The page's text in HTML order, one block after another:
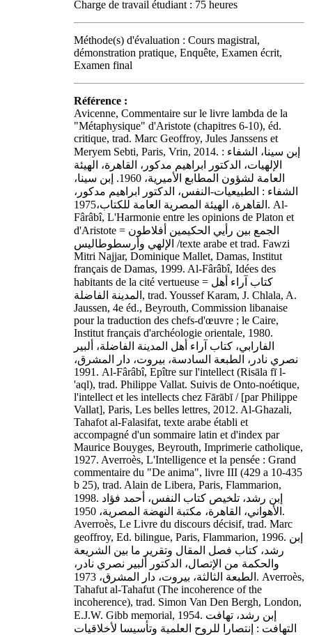
Charge de travail étudiant : 75 heures
Méthode(s) d'évaluation : Cours magistral,
démonstration pratique, Enquête, Examen écrit,
Examen final
Référence :
Avicenne, Commentaire sur le livre lambda de la
"Métaphysique" d'Aristote (chapitres 6-10), éd.
critique, trad. Marc Geoffroy, Jules Janssens et
Meryem Sebti, Paris, Vrin, 2014. إبن سينا، الشفاء :
الإلهيات، الدكتور ابراهيم مدكور، القاهرة، الهيئة
العامة لشؤون المطابع الأميرية، 1960. إبن سينا،
الشفاء : الطبيعيات-النفس، الدكتور ابراهيم مدكور،
القاهرة، الهيئة المصرية العامة للكتاب،1975. Al-
Fârâbî, L'Harmonie entre les opinions de Platon et
d'Aristote = الجمع بين رأيي الحكيمين أفلاطون
الإلهي وأرسطوطاليس /texte arabe et trad. Fawzi
Mitri Najjar, Dominique Mallet, Damas, Institut
français de Damas, 1999. Al-Fârâbî, Idées des
habitants de la cité vertueuse = كتاب آراء أهل
المدينة الفاضلة, trad. Youssef Karam, J. Chlala, A.
Jaussen, 4e éd., Beyrouth, Commission libanaise
pour la traduction des chefs-d'œuvre ; le Caire,
Institut français d'archéologie orientale, 1980.
الفارابي، كتاب آراء أهل المدينة الفاضلة، ألبير
نصري نادر، الطبعة السادسة، بيروت، دار المشرق،
1991. Al-Fârâbî, Epître sur l'intellect (Risāla fī l-
'aql), trad. Philippe Vallat. Suivis de Onto-noétique,
l'intellect et les intellects chez Fārābī / [par Philippe
Vallat], Paris, Les belles lettres, 2012. Al-Ghazali,
Tahafot al-Falasifat, texte arabe établi et
accompagné d'un sommaire latin et d'index par
Maurice Bouyges, Beyrouth, Imprimerie catholique,
1927. Averroès, L'Intelligence et la pensée : Grand
commentaire du "De anima", livre III (429 a 10-435
b 25), trad. Alain de Libera, Paris, Flammarion,
1998. إبن رشد، تلخيص كتاب النفس، أحمد فؤاد
الأهواني، القاهرة، مكتبة النهضة المصرية، 1950.
Averroès, Le Livre du discours décisif, trad. Marc
geoffroy, Ed. bilingue, Paris, Flammarion, 1996. إبن
رشد، كتاب فصل المقال وتقرير ما بين الشريعة
والحكمة من الإتصال، الدكتور ألبير نصري نادر،
الطبعة الثالثة، بيروت، دار المشرق، 1973. Averroès,
Tahafut al-Tahafut (The incoherence of the
incoherence), trad. Simon Van Den Bergh, London,
E.J.W. Gibb memorial, 1954. إبن رشد، تهافت
التهافت : إنتصارا للروح العلمية وتأسيسا لأخلاقيات